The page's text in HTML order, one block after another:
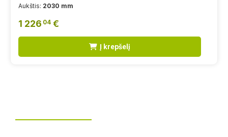
Aukštis: 2030 mm
1 226 04 €
Į krepšelį